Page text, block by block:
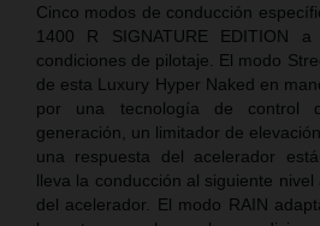
Cinco modos de conducción
1400 R SIGNATURE EDITION
condiciones de pilotaje. El modo
de esta Luxury Hyper Naked en
por una tecnología de control
generación, un limitador de
una respuesta del acelerador
lleva la conducción al siguiente
del acelerador. El modo RAIN